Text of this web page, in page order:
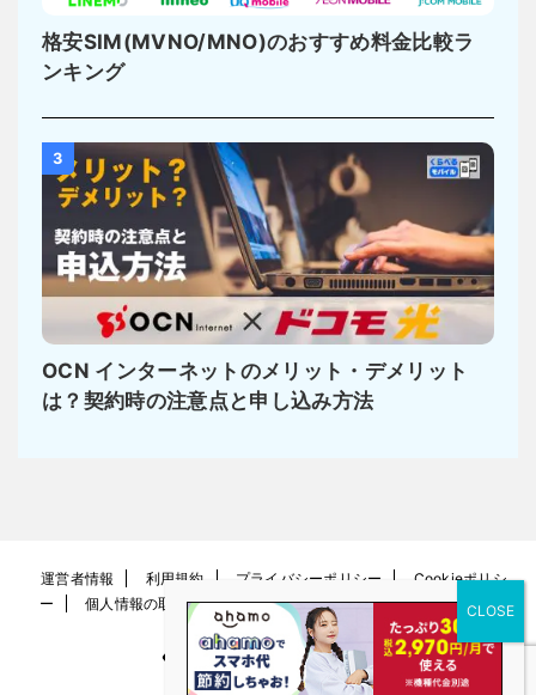
格安SIM(MVNO/MNO)のおすすめ料金比較ラ
ンキング
3
OCN インターネットのメリット・デメリット
は？契約時の注意点と申し込み方法
運営者情報 利用規約 プライバシーポリシー
Cookieポリシ
ー
個人情報の取り扱い方針 お問い合わせ サイトマップ
くらべるモバイル